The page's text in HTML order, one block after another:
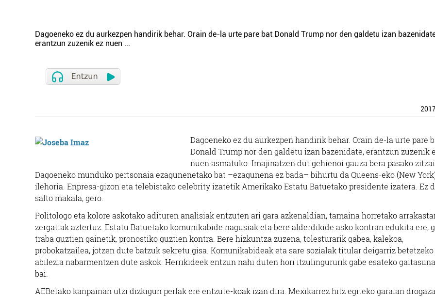
Dagoeneko ez du aurkezpen handirik behar. Orain de-la urte pare bat Donald Trump nor den galdetu izan
erantzun zuzenik ez nuen ...
Dagoeneko ez du aurkezpen handirik behar. Orain de-la urte pare
Donald Trump nor den galdetu izan bazenidate, erantzun zuzenik
nuen asmatuko. Imajinatzen dut gehienoi gauza bera pasako
Dagoeneko munduko pertsonaia ezagunenetako bat –ezagunena ez bada– bihurtu da Queens-eko (New
ilehoria. Enpresa-gizon eta telebistako celebrity izatetik Amerikako Estatu Batuetako presidente izatera. Ez
salto makala, gero.
Politologo eta kolore askotako adituren analisiak entzuten ari gara azkenaldian, tamaina horretako
zergatiak aztertuz. Estatu Batuetako komunikabide nagusiak eta bere alderdikide asko kontran edukita ere,
traba guztien gainetik, pronostiko guztien kontra. Bere hizkuntza zuzena, tolesturarik gabea, kalekoa,
probokatzailea, jotzen dute batzuk sekretu gisa. Komunikabideak eta sare sozialak titular deigarriz betetzeko
abilezia nabarmentzen dute askok. Herrikideek entzun nahi duten hori itzulingururik gabe esateko
bai.
AEBetako kanpainan utzi dizkigun perlak ere entzute-koak izan dira. Mexikarrez hitz egiteko garaian